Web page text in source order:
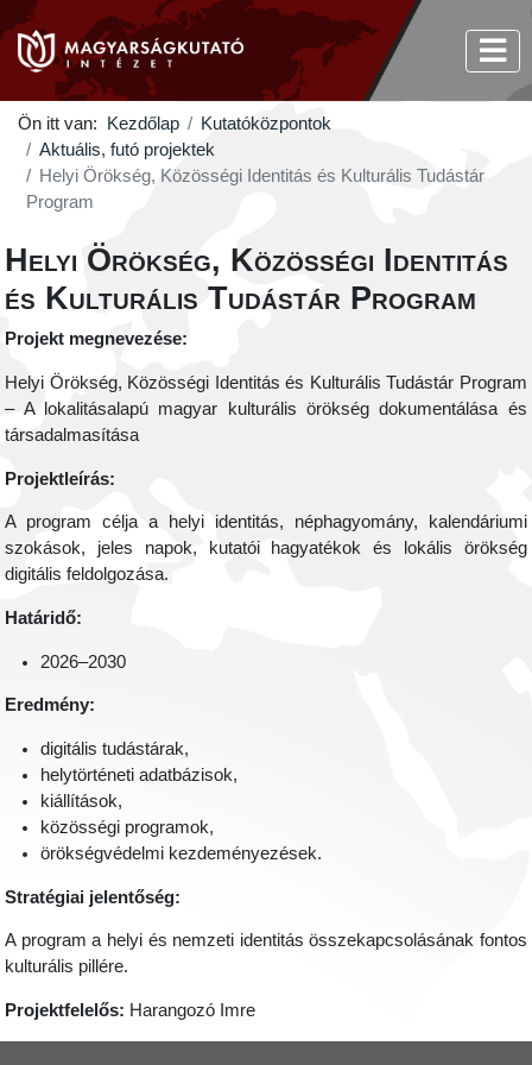
Ön itt van: Kezdőlap
Kutatóközpontok
Aktuális, futó projektek
Helyi Örökség, Közösségi Identitás és Kulturális Tudástár
Program
Helyi Örökség, Közösségi Identitás
és Kulturális Tudástár Program
Projekt megnevezése:
Helyi Örökség, Közösségi Identitás és Kulturális Tudástár Program
– A lokalitásalapú magyar kulturális örökség dokumentálása és
társadalmasítása
Projektleírás:
A program célja a helyi identitás, néphagyomány, kalendáriumi
szokások, jeles napok, kutatói hagyatékok és lokális örökség
digitális feldolgozása.
Határidő:
2026–2030
Eredmény:
digitális tudástárak,
helytörténeti adatbázisok,
kiállítások,
közösségi programok,
örökségvédelmi kezdeményezések.
Stratégiai jelentőség:
A program a helyi és nemzeti identitás összekapcsolásának fontos
kulturális pillére.
Projektfelelős: Harangozó Imre